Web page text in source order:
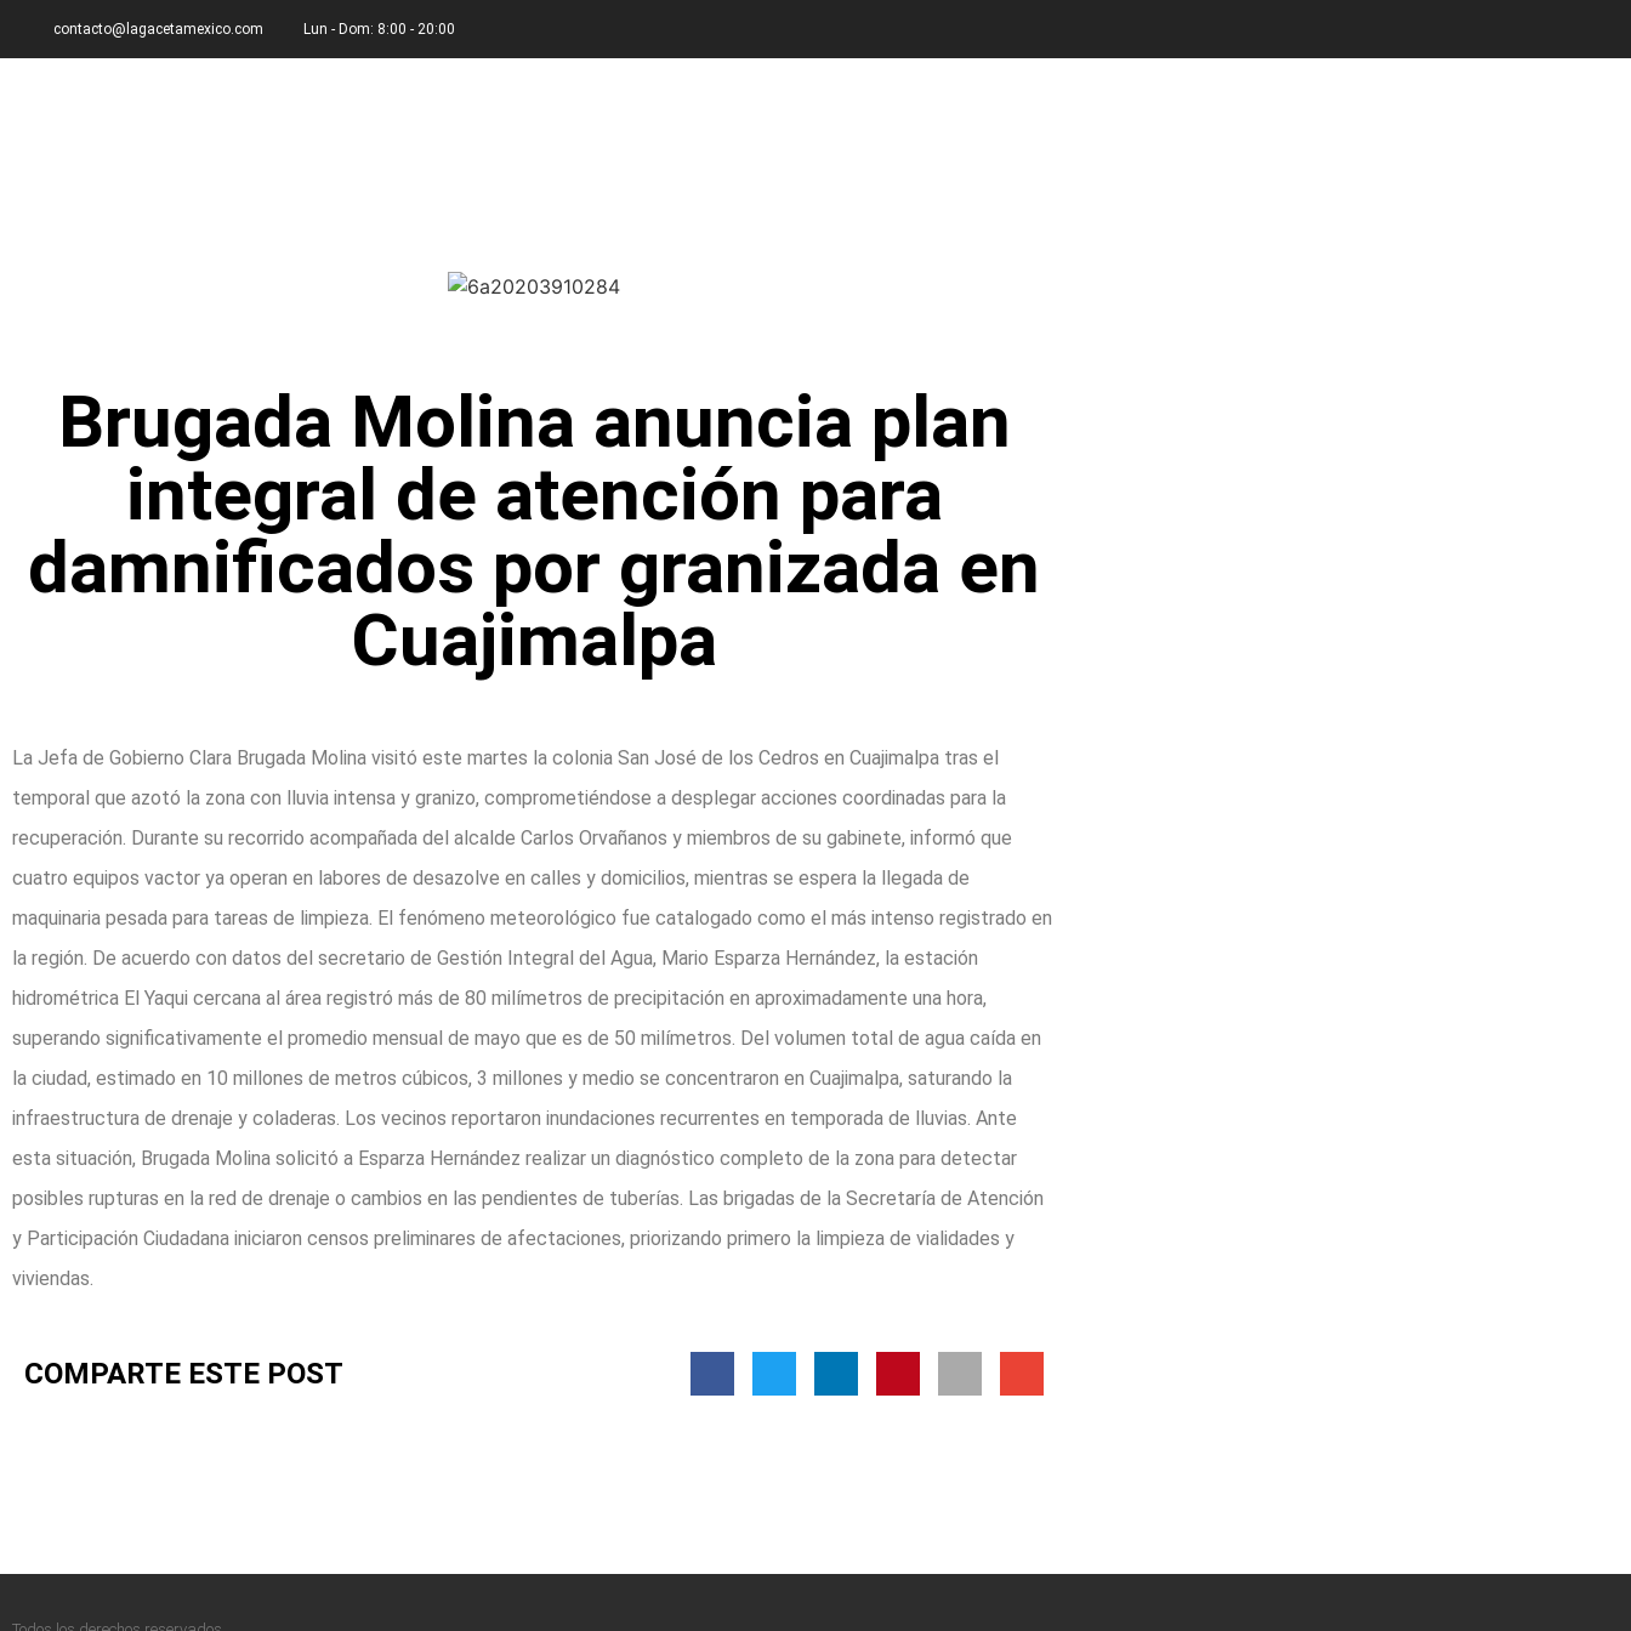
contacto@lagacetamexico.com Lun - Dom: 8:00 - 20:00
Brugada Molina anuncia plan
integral de atención para
damnificados por granizada en
Cuajimalpa
La Jefa de Gobierno Clara Brugada Molina visitó este martes la colonia San José de los Cedros en Cuajimalpa tras el
temporal que azotó la zona con lluvia intensa y granizo, comprometiéndose a desplegar acciones coordinadas para la
recuperación. Durante su recorrido acompañada del alcalde Carlos Orvañanos y miembros de su gabinete, informó que
cuatro equipos vactor ya operan en labores de desazolve en calles y domicilios, mientras se espera la llegada de
maquinaria pesada para tareas de limpieza. El fenómeno meteorológico fue catalogado como el más intenso registrado en
la región. De acuerdo con datos del secretario de Gestión Integral del Agua, Mario Esparza Hernández, la estación
hidrométrica El Yaqui cercana al área registró más de 80 milímetros de precipitación en aproximadamente una hora,
superando significativamente el promedio mensual de mayo que es de 50 milímetros. Del volumen total de agua caída en
la ciudad, estimado en 10 millones de metros cúbicos, 3 millones y medio se concentraron en Cuajimalpa, saturando la
infraestructura de drenaje y coladeras. Los vecinos reportaron inundaciones recurrentes en temporada de lluvias. Ante
esta situación, Brugada Molina solicitó a Esparza Hernández realizar un diagnóstico completo de la zona para detectar
posibles rupturas en la red de drenaje o cambios en las pendientes de tuberías. Las brigadas de la Secretaría de Atención
y Participación Ciudadana iniciaron censos preliminares de afectaciones, priorizando primero la limpieza de vialidades y
viviendas.
COMPARTE ESTE POST